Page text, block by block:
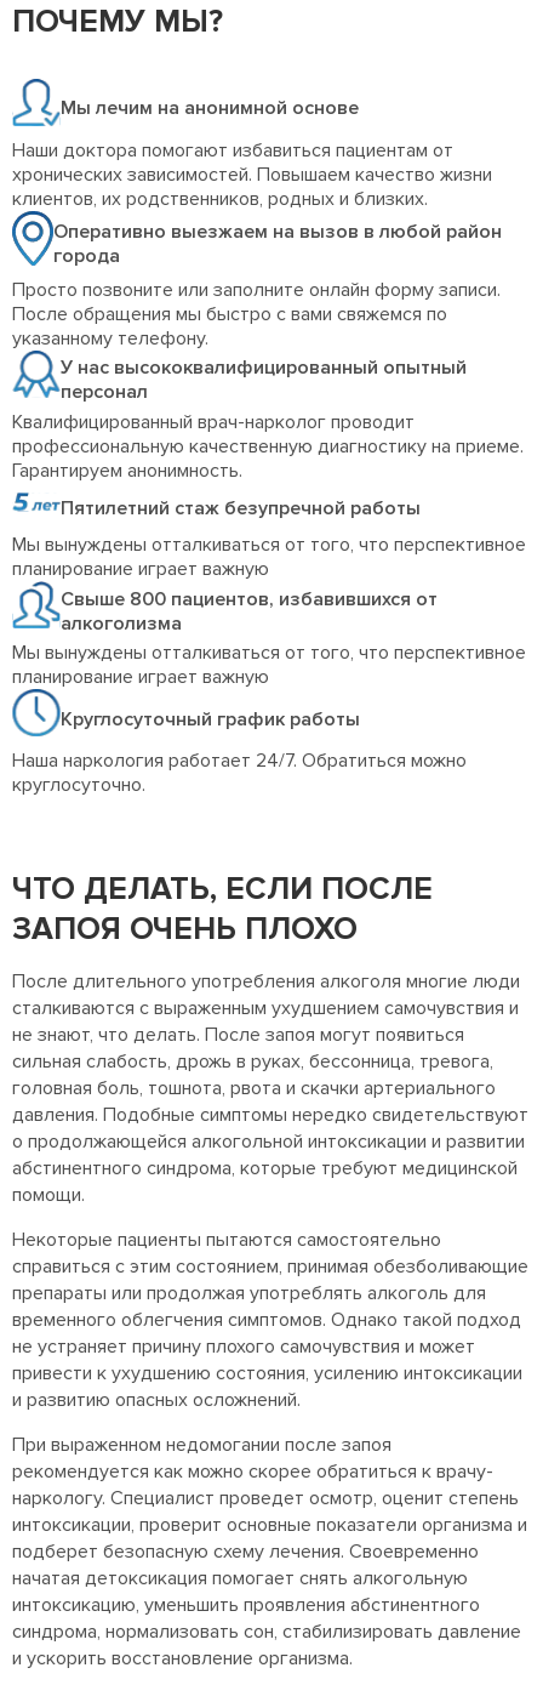
ПОЧЕМУ МЫ?
Мы лечим на анонимной основе
Наши доктора помогают избавиться пациентам от
хронических зависимостей. Повышаем качество жизни
клиентов, их родственников, родных и близких.
Оперативно выезжаем на вызов в любой район
города
Просто позвоните или заполните онлайн форму записи.
После обращения мы быстро с вами свяжемся по
указанному телефону.
У нас высококвалифицированный опытный
персонал
Квалифицированный врач-нарколог проводит
профессиональную качественную диагностику на приеме.
Гарантируем анонимность.
Пятилетний стаж безупречной работы
Мы вынуждены отталкиваться от того, что перспективное
планирование играет важную
Свыше 800 пациентов, избавившихся от
алкоголизма
Мы вынуждены отталкиваться от того, что перспективное
планирование играет важную
Круглосуточный график работы
Наша наркология работает 24/7. Обратиться можно
круглосуточно.
ЧТО ДЕЛАТЬ, ЕСЛИ ПОСЛЕ
ЗАПОЯ ОЧЕНЬ ПЛОХО
После длительного употребления алкоголя многие люди
сталкиваются с выраженным ухудшением самочувствия и
не знают, что делать. После запоя могут появиться
сильная слабость, дрожь в руках, бессонница, тревога,
головная боль, тошнота, рвота и скачки артериального
давления. Подобные симптомы нередко свидетельствуют
о продолжающейся алкогольной интоксикации и развитии
абстинентного синдрома, которые требуют медицинской
помощи.
Некоторые пациенты пытаются самостоятельно
справиться с этим состоянием, принимая обезболивающие
препараты или продолжая употреблять алкоголь для
временного облегчения симптомов. Однако такой подход
не устраняет причину плохого самочувствия и может
привести к ухудшению состояния, усилению интоксикации
и развитию опасных осложнений.
При выраженном недомогании после запоя
рекомендуется как можно скорее обратиться к врачу-
наркологу. Специалист проведет осмотр, оценит степень
интоксикации, проверит основные показатели организма и
подберет безопасную схему лечения. Своевременно
начатая детоксикация помогает снять алкогольную
интоксикацию, уменьшить проявления абстинентного
синдрома, нормализовать сон, стабилизировать давление
и ускорить восстановление организма.